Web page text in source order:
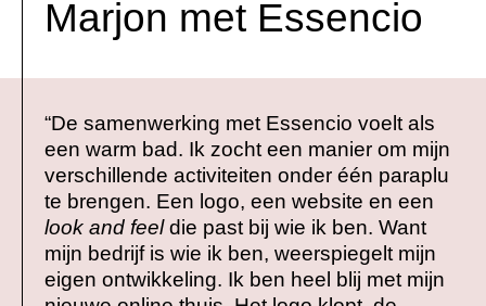
Marjon met Essencio
“De samenwerking met Essencio voelt als
een warm bad. Ik zocht een manier om mijn
verschillende activiteiten onder één paraplu
te brengen. Een logo, een website en een
look and feeldie past bij wie ik ben. Want
mijn bedrijf is wie ik ben, weerspiegelt mijn
eigen ontwikkeling. Ik ben heel blij met mijn